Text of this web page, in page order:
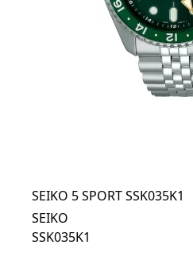
SEIKO 5 SPORT SSK035K1
SEIKO
SSK035K1